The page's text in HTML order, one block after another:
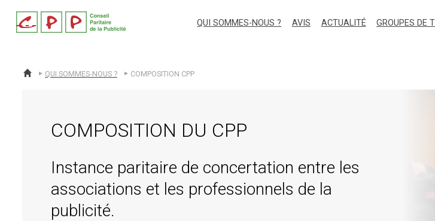
cpp QUI SOMMES-NOUS ? AVIS ACTUALITÉ GROUPES DE
ACCUEIL
QUI SOMMES-NOUS ? COMPOSITION CPP
COMPOSITION DU CPP
Instance paritaire de concertation entre les
associations et les professionnels de la
publicité.